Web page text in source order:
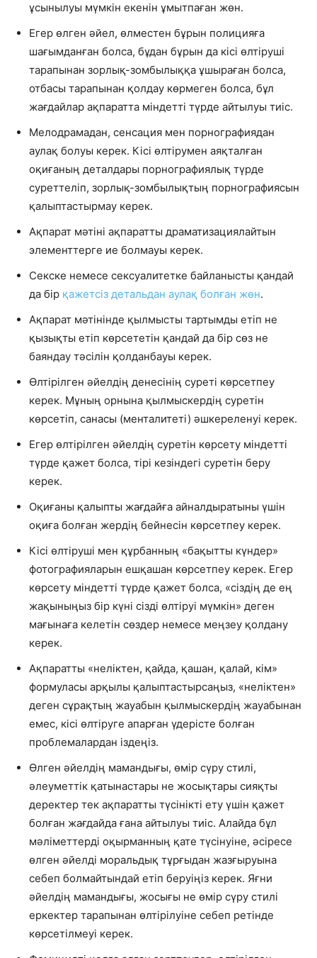
ұсынылуы мүмкін екенін ұмытпаған жөн.
Егер өлген әйел, өлместен бұрын полицияға
шағымданған болса, бұдан бұрын да кісі өлтіруші
тарапынан зорлық-зомбылыққа ұшыраған болса,
отбасы тарапынан қолдау көрмеген болса, бұл
жағдайлар ақпаратта міндетті түрде айтылуы тиіс.
Мелодрамадан, сенсация мен порнографиядан
аулақ болуы керек. Кісі өлтірумен аяқталған
оқиғаның деталдары порнографиялық түрде
суреттеліп, зорлық-зомбылықтың порнографиясын
қалыптастырмау керек.
Ақпарат мәтіні ақпаратты драматизациялайтын
элементтерге ие болмауы керек.
Секске немесе сексуалитетке байланысты қандай
да бір қажетсіз детальдан аулақ болған жөн.
Ақпарат мәтінінде қылмысты тартымды етіп не
қызықты етіп көрсететін қандай да бір сөз не
баяндау тәсілін қолданбауы керек.
Өлтірілген әйелдің денесінің суреті көрсетпеу
керек. Мұның орнына қылмыскердің суретін
көрсетіп, санасы (менталитеті) әшкереленуі керек.
Егер өлтірілген әйелдің суретін көрсету міндетті
түрде қажет болса, тірі кезіндегі суретін беру
керек.
Оқиғаны қалыпты жағдайға айналдыратыны үшін
оқиға болған жердің бейнесін көрсетпеу керек.
Кісі өлтіруші мен құрбанның «бақытты күндер»
фотографияларын ешқашан көрсетпеу керек. Егер
көрсету міндетті түрде қажет болса, «сіздің де ең
жақыныңыз бір күні сізді өлтіруі мүмкін» деген
мағынаға келетін сөздер немесе меңзеу қолдану
керек.
Ақпаратты «неліктен, қайда, қашан, қалай, кім»
формуласы арқылы қалыптастырсаңыз, «неліктен»
деген сұрақтың жауабын қылмыскердің жауабынан
емес, кісі өлтіруге апарған үдерісте болған
проблемалардан іздеңіз.
Өлген әйелдің мамандығы, өмір сүру стилі,
әлеуметтік қатынастары не жосықтары сияқты
деректер тек ақпаратты түсінікті ету үшін қажет
болған жағдайда ғана айтылуы тиіс. Алайда бұл
мәліметтерді оқырманның қате түсінуіне, әсіресе
өлген әйелді моральдық тұрғыдан жазғыруына
себеп болмайтындай етіп беруіңіз керек. Яғни
әйелдің мамандығы, жосығы не өмір сүру стилі
еркектер тарапынан өлтірілуіне себеп ретінде
көрсетілмеуі керек.